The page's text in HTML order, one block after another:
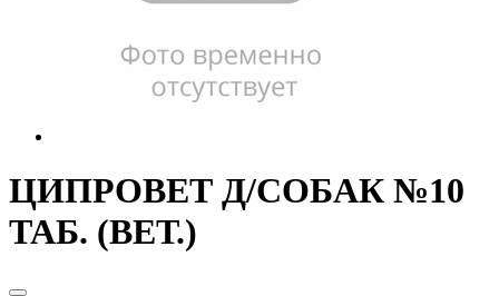
ЦИПРОВЕТ Д/СОБАК №10
ТАБ. (ВЕТ.)